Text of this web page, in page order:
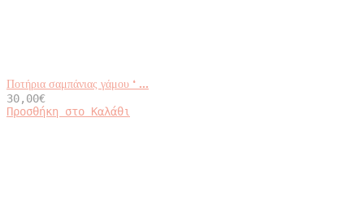
Ποτήρια σαμπάνιας γάμου ‘ ...
30,00€
Προσθήκη στο Καλάθι